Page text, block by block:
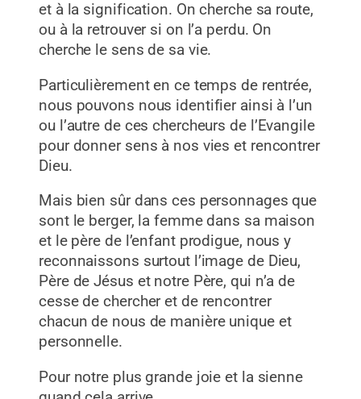
et à la signification. On cherche sa route,
ou à la retrouver si on l’a perdu. On
cherche le sens de sa vie.
Particulièrement en ce temps de rentrée,
nous pouvons nous identifier ainsi à l’un
ou l’autre de ces chercheurs de l’Evangile
pour donner sens à nos vies et rencontrer
Dieu.
Mais bien sûr dans ces personnages que
sont le berger, la femme dans sa maison
et le père de l’enfant prodigue, nous y
reconnaissons surtout l’image de Dieu,
Père de Jésus et notre Père, qui n’a de
cesse de chercher et de rencontrer
chacun de nous de manière unique et
personnelle.
Pour notre plus grande joie et la sienne